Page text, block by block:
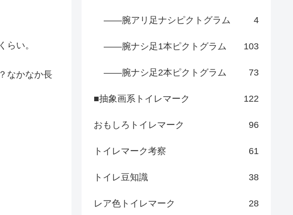
らい。
なかなか長
――腕アリ足ナシピクトグラム 4
――腕ナシ足1本ピクトグラム 103
――腕ナシ足2本ピクトグラム 73
■抽象画系トイレマーク 122
おもしろトイレマーク 96
トイレマーク考察 61
トイレ豆知識 38
レア色トイレマーク 28